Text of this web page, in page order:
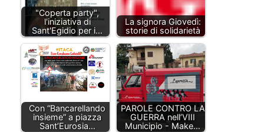
"Coperta party",
l'iniziativa di
Sant'Egidio per i…
La signora Giovedì:
storie di solidarietà
Con “Bancarellando
insieme” a piazza
Sant’Eurosia…
PAROLE CONTRO LA
GUERRA nell’VIII
Municipio - Make…